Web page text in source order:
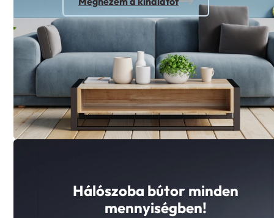
Hálószoba bútor minden
mennyiségben!